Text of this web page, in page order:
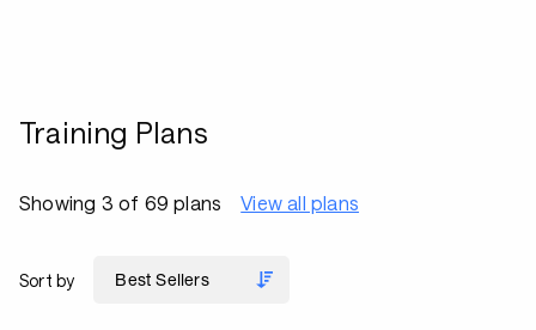
Training Plans
Showing 3 of 69 plans View all plans
Sort by